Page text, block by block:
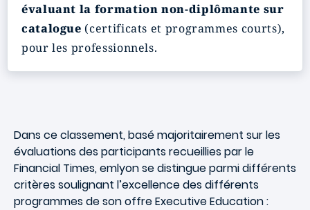
évaluant la formation non-diplômante sur
catalogue (certificats et programmes courts),
pour les professionnels.
Dans ce classement, basé majoritairement sur les
évaluations des participants recueillies par le
Financial Times, emlyon se distingue parmi différents
critères soulignant l’excellence des différents
programmes de son offre Executive Education :